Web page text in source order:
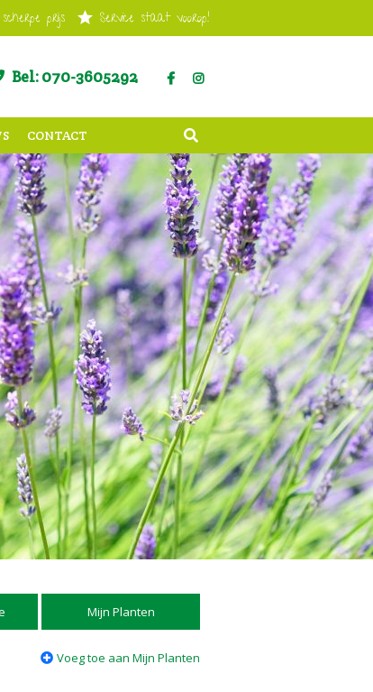
prijs Service staat voorop!
Bel: 070-3605292
CONTACT
Mijn Planten
Voeg toe aan Mijn Planten